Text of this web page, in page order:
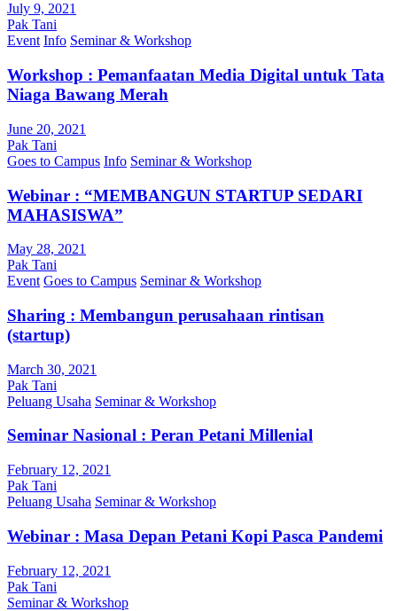
July 9, 2021
Pak Tani
Event Info Seminar & Workshop
Workshop : Pemanfaatan Media Digital untuk Tata
Niaga Bawang Merah
June 20, 2021
Pak Tani
Goes to Campus Info Seminar & Workshop
Webinar : “MEMBANGUN STARTUP SEDARI
MAHASISWA”
May 28, 2021
Pak Tani
Event Goes to Campus Seminar & Workshop
Sharing : Membangun perusahaan rintisan
(startup)
March 30, 2021
Pak Tani
Peluang Usaha Seminar & Workshop
Seminar Nasional : Peran Petani Millenial
February 12, 2021
Pak Tani
Peluang Usaha Seminar & Workshop
Webinar : Masa Depan Petani Kopi Pasca Pandemi
February 12, 2021
Pak Tani
Seminar & Workshop